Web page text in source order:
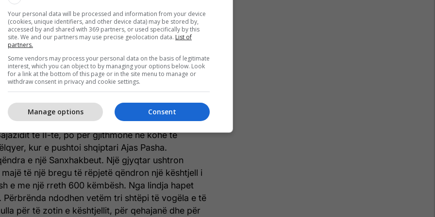
të integruar në Perandorinë Osmane
etnike te pashallarët osmanë
dhe debatet e shekullit XVI rreth
të qytetit
ra për herë të parë në dorë të turqvet më
të II-të, po për gjithmonë në kohë të
kur e pushtoi shqiptari Ajas Pasha.
e një Sanxhakbeut. Një gjyqtar ushtron
të një bregu të rëpjetë qëndron një kështjell i
e me një rreth 600 këmbësh. Nga lindja hapet
Përbrënda ndodhen vetëm tri shtëpi të vogëla e të
për të zotin e kështjellit, për qehajanë dhe për
Your personal data will be processed and information from your device
(cookies, unique identifiers, and other device data) may be stored by,
accessed by and shared with 369 partners, or used specifically by this
site. We and our partners may use precise geolocation data. List of
partners.
Some vendors may process your personal data on the basis of legitimate
interest, which you can object to by managing your options below. Look
for a link at the bottom of this page or in the site menu to manage or
withdraw consent in privacy and cookie settings.
Consent
Manage options